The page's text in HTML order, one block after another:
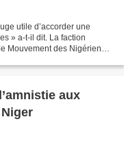
utile d’accorder une
» a-t-il dit. La faction
Mouvement des Nigériens
aux